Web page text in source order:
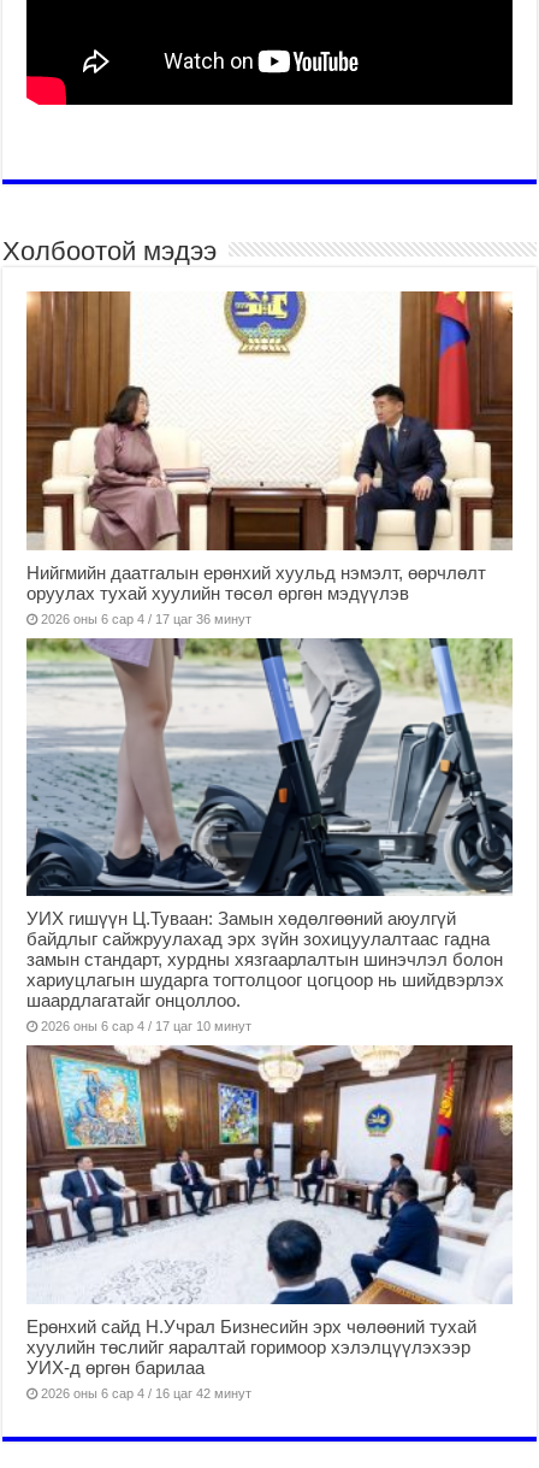
Холбоотой мэдээ
Нийгмийн даатгалын ерөнхий хуульд нэмэлт, өөрчлөлт
оруулах тухай хуулийн төсөл өргөн мэдүүлэв
2026 оны 6 сар 4 / 17 цаг 36 минут
УИХ гишүүн Ц.Туваан: Замын хөдөлгөөний аюулгүй
байдлыг сайжруулахад эрх зүйн зохицуулалтаас гадна
замын стандарт, хурдны хязгаарлалтын шинэчлэл болон
хариуцлагын шударга тогтолцоог цогцоор нь шийдвэрлэх
шаардлагатайг онцоллоо.
2026 оны 6 сар 4 / 17 цаг 10 минут
Ерөнхий сайд Н.Учрал Бизнесийн эрх чөлөөний тухай
хуулийн төслийг яаралтай горимоор хэлэлцүүлэхээр
УИХ-д өргөн барилаа
2026 оны 6 сар 4 / 16 цаг 42 минут